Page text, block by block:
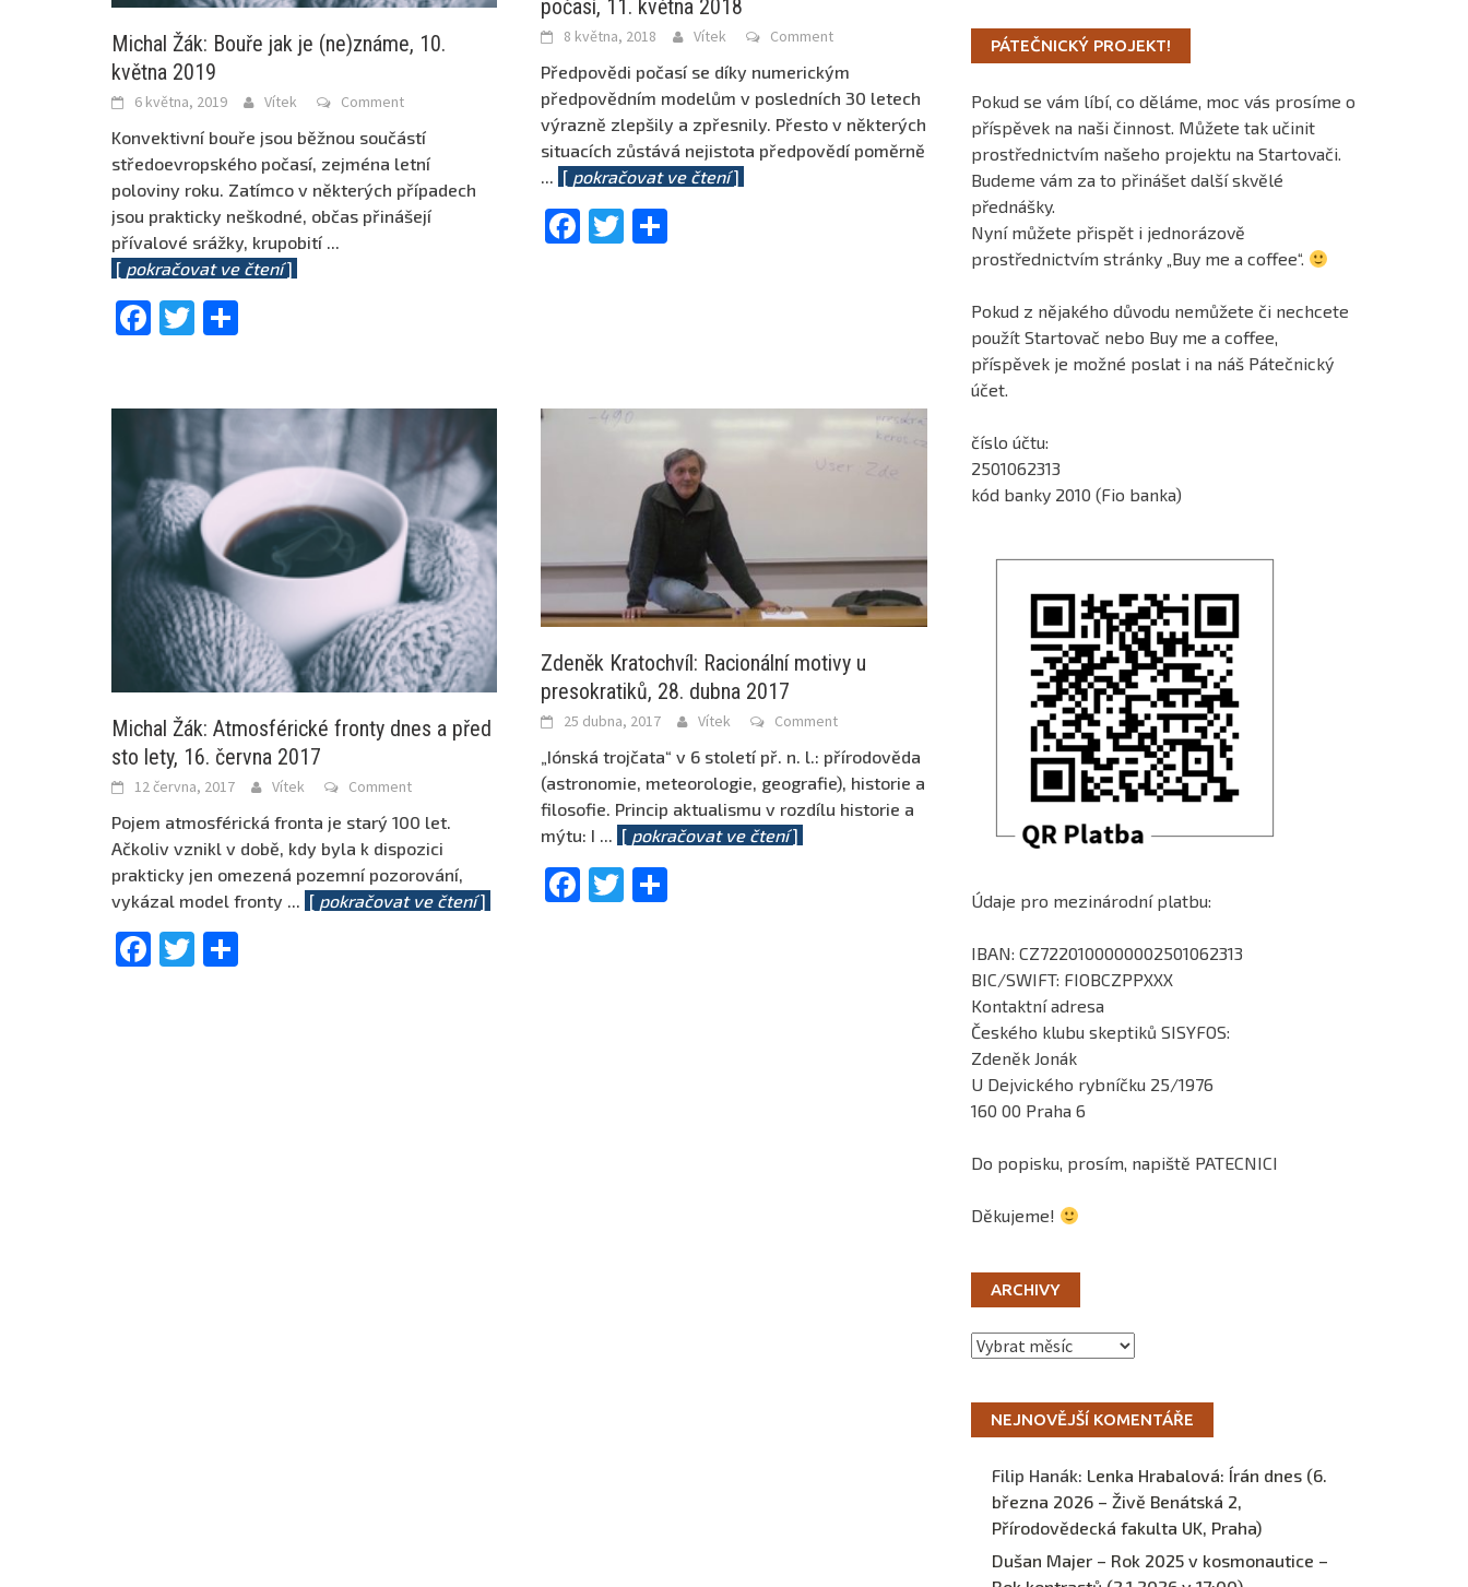
Michal Žák: Bouře jak je (ne)známe, 10.
května 2019
6 května, 2019 Vítek Comment
Konvektivní bouře jsou běžnou součástí
středoevropského počasí, zejména letní
poloviny roku. Zatímco v některých případech
jsou prakticky neškodné, občas přinášejí
přívalové srážky, krupobití ...
[ pokračovat ve čtení]
Facebook
Twitter
počasí, 11. května 2018
8 května, 2018 Vítek Comment
Předpovědi počasí se díky numerickým
předpovědním modelům v posledních 30 letech
výrazně zlepšily a zpřesnily. Přesto v některých
situacích zůstává nejistota předpovědí poměrně
... [ pokračovat ve čtení]
Facebook
Twitter
Michal Žák: Atmosférické fronty dnes a před
sto lety, 16. června 2017
12 června, 2017 Vítek Comment
Pojem atmosférická fronta je starý 100 let.
Ačkoliv vznikl v době, kdy byla k dispozici
prakticky jen omezená pozemní pozorování,
vykázal model fronty
[ pokračovat ve čtení]
Facebook
Twitter
Zdeněk Kratochvíl: Racionální motivy u
presokratiků, 28. dubna 2017
25 dubna, 2017 Vítek Comment
„Iónská trojčata“ v 6 století př. n. l.: přírodověda
(astronomie, meteorologie, geografie), historie a
filosofie. Princip aktualismu v rozdílu historie a
mýtu: I ... [ pokračovat ve čtení]
Facebook
Twitter
PÁTEČNICKÝ PROJEKT!
Pokud se vám líbí, co děláme, moc vás prosíme o
příspěvek na naši činnost. Můžete tak učinit
prostřednictvím našeho projektu na Startovači.
Budeme vám za to přinášet další skvělé
přednášky.
Nyní můžete přispět i jednorázově
prostřednictvím stránky „Buy me a coffee“.
Pokud z nějakého důvodu nemůžete či nechcete
použít Startovač nebo Buy me a coffee,
příspěvek je možné poslat i na náš Pátečnický
účet.
číslo účtu:
2501062313
kód banky 2010 (Fio banka)
Údaje pro mezinárodní platbu:
IBAN: CZ7220100000002501062313
BIC/SWIFT: FIOBCZPPXXX
Kontaktní adresa
Českého klubu skeptiků SISYFOS:
Zdeněk Jonák
U Dejvického rybníčku 25/1976
160 00 Praha 6
Do popisku, prosím, napiště PATECNICI
Děkujeme!
ARCHIVY
Archivy
NEJNOVĚJŠÍ KOMENTÁŘE
Filip Hanák: Lenka Hrabalová: Írán dnes (6.
března 2026 – Živě Benátská 2,
Přírodovědecká fakulta UK, Praha)
Dušan Majer – Rok 2025 v kosmonautice –